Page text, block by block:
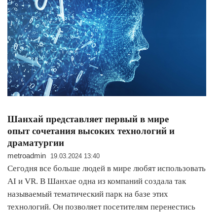
Шанхай представляет первый в мире
опыт сочетания высоких технологий и
драматургии
metroadmin 19.03.2024 13:40
Сегодня все больше людей в мире любят использовать
AI и VR. В Шанхае одна из компаний создала так
называемый тематический парк на базе этих
технологий. Он позволяет посетителям перенестись